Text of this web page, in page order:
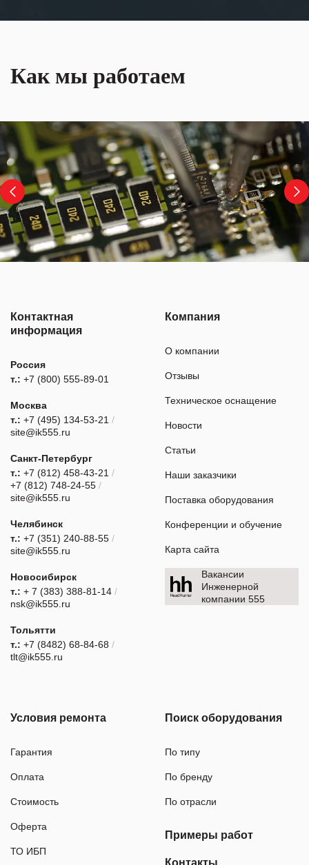
Как мы работаем
Контактная
информация
Россия
т.: +7 (800) 555-89-01
Москва
т.: +7 (495) 134-53-21 /
site@ik555.ru
Санкт-Петербург
т.: +7 (812) 458-43-21 /
+7 (812) 748-24-55 /
site@ik555.ru
Челябинск
т.: +7 (351) 240-88-55 /
site@ik555.ru
Новосибирск
т.: + 7 (383) 388-81-14 /
nsk@ik555.ru
Тольятти
т.: +7 (8482) 68-84-68 /
tlt@ik555.ru
Компания
О компании
Отзывы
Техническое оснащение
Новости
Статьи
Наши заказчики
Поставка оборудования
Конференции и обучение
Карта сайта
Вакансии
Инженерной
компании 555
Условия ремонта
Гарантия
Оплата
Стоимость
Оферта
ТО ИБП
Поиск оборудования
По типу
По бренду
По отрасли
Примеры работ